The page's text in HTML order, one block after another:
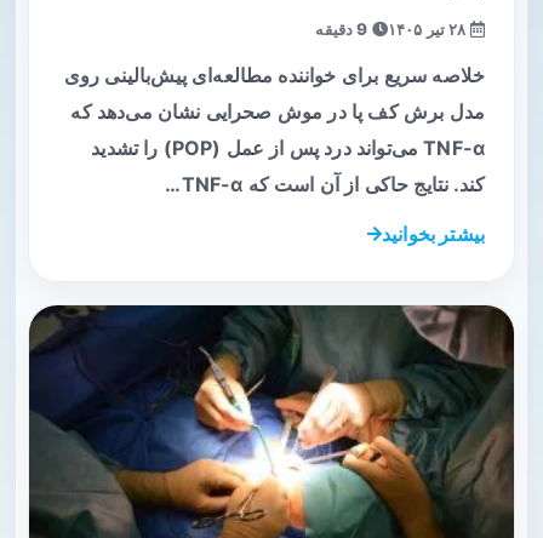
خلاصه سریع برای خواننده مطالعه‌ای پیش‌بالینی روی
مدل برش کف پا در موش صحرایی نشان می‌دهد که
TNF-α می‌تواند درد پس از عمل (POP) را تشدید
کند. نتایج حاکی از آن است که TNF-α…
بیشتر بخوانید